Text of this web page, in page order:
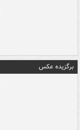
برگزیده عکس